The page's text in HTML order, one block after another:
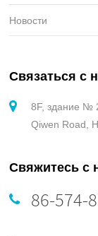
Новости
Связаться с
8F, здание №
Qiwen Road,
Свяжитесь с
86-574-